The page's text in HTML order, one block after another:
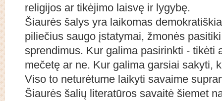
religijos ar tikėjimo laisvę ir lygybę.
Šiaurės šalys yra laikomas
piliečius saugo įstatymai, žmonės
sprendimus. Kur galima pasirinkti - tikėti
mečetę ar ne. Kur galima garsiai sakyti,
Viso to neturėtume laikyti savaime
Šiaurės šalių literatūros savaitė šiemet